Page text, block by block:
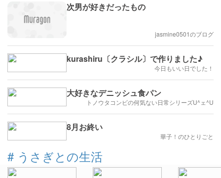
次男が好きだったもの
jasmine0501のブログ
kurashiru〔クラシル〕で作りました♪
今日もいい日でした！
大好きなデニッシュ食パン
トノウタコンビの何気ない日常シリーズU^ェ^U
8月お終い
華子！のひとりごと
# うさぎとの生活